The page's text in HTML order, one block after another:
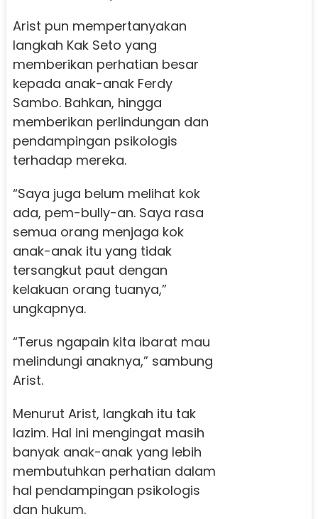
Arist pun mempertanyakan
langkah Kak Seto yang
memberikan perhatian besar
kepada anak-anak Ferdy
Sambo. Bahkan, hingga
memberikan perlindungan dan
pendampingan psikologis
terhadap mereka.
“Saya juga belum melihat kok
ada, pem-bully-an. Saya rasa
semua orang menjaga kok
anak-anak itu yang tidak
tersangkut paut dengan
kelakuan orang tuanya,”
ungkapnya.
“Terus ngapain kita ibarat mau
melindungi anaknya,” sambung
Arist.
Menurut Arist, langkah itu tak
lazim. Hal ini mengingat masih
banyak anak-anak yang lebih
membutuhkan perhatian dalam
hal pendampingan psikologis
dan hukum.